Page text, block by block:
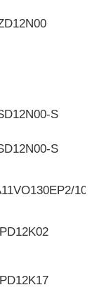
S
S
10R